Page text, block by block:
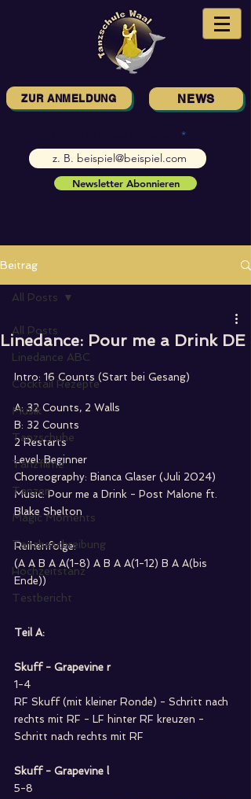
ZUR ANMELDUNG NEWS
Newsletter Abonnieren
Beitrag
All Posts
Linedance ABC
Cocktail Rezepte
Musik
Tanzschuhe
Tanzfilme
Tanzen
Magic Moments
Tanzbeschreibung
Hochzeitstanz
Testbericht
All Posts
Linedance: Pour me a Drink DE
Intro: 16 Counts (Start bei Gesang)
A: 32 Counts, 2 Walls
B: 32 Counts
2 Restarts
Level: Beginner
Choreography: Bianca Glaser (Juli 2024)
Music: Pour me a Drink - Post Malone ft.
Blake Shelton
Reihenfolge:
(A A B A A(1-8) A B A A(1-12) B A A(bis
Ende))
Teil A:
Skuff - Grapevine r
1-4
RF Skuff (mit kleiner Ronde) - Schritt nach
rechts mit RF - LF hinter RF kreuzen -
Schritt nach rechts mit RF
Skuff - Grapevine l
5-8